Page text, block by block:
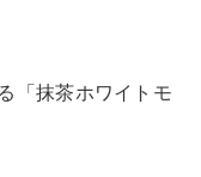
「抹茶ホワイトモ